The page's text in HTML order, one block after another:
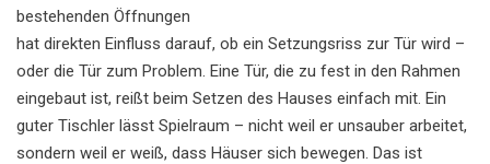
bestehenden Öffnungen
hat direkten Einfluss darauf, ob ein Setzungsriss zur Tür wird –
oder die Tür zum Problem. Eine Tür, die zu fest in den Rahmen
eingebaut ist, reißt beim Setzen des Hauses einfach mit. Ein
guter Tischler lässt Spielraum – nicht weil er unsauber arbeitet,
sondern weil er weiß, dass Häuser sich bewegen. Das ist